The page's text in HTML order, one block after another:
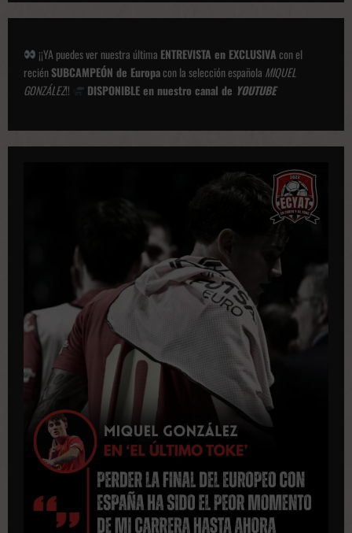
¡¡YA puedes ver nuestra última ENTREVISTA en EXCLUSIVAcon el
reciénSUBCAMPEÓN de Europacon la selección española MIQUEL
GONZÁLEZ!! DISPONIBLE en nuestro canal de YOUTUBE